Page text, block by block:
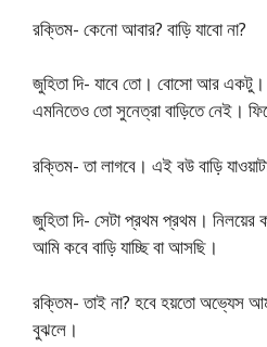
রক্তিম- কেনো আবার? বাড়ি যাবো না?
জুহিতা দি- যাবে তো। বোসো আর একটু।
এমনিতেও তো সুনেত্রা বাড়িতে নেই।
রক্তিম- তা লাগবে। এই বউ বাড়ি
জুহিতা দি- সেটা প্রথম প্রথম। নিলয়ের
আমি কবে বাড়ি যাচ্ছি বা আসছি।
রক্তিম- তাই না? হবে হয়তো অভ্যেস
বুঝলে।